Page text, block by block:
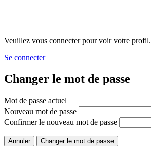
Veuillez vous connecter pour voir votre profil.
Se connecter
Changer le mot de passe
Mot de passe actuel
Nouveau mot de passe
Confirmer le nouveau mot de passe
Annuler Changer le mot de passe